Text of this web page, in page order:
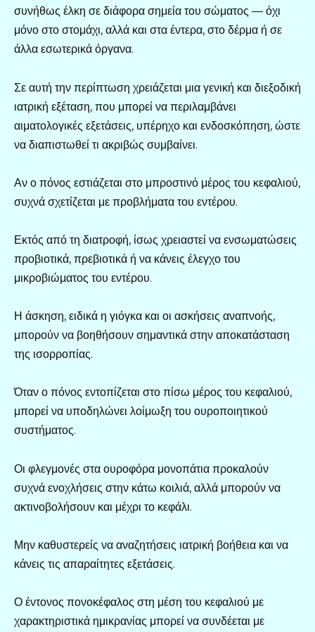
συνήθως έλκη σε διάφορα σημεία του σώματος — όχι
μόνο στο στομάχι, αλλά και στα έντερα, στο δέρμα ή σε
άλλα εσωτερικά όργανα.
Σε αυτή την περίπτωση χρειάζεται μια γενική και διεξοδική
ιατρική εξέταση, που μπορεί να περιλαμβάνει
αιματολογικές εξετάσεις, υπέρηχο και ενδοσκόπηση, ώστε
να διαπιστωθεί τι ακριβώς συμβαίνει.
Αν ο πόνος εστιάζεται στο μπροστινό μέρος του κεφαλιού,
συχνά σχετίζεται με προβλήματα του εντέρου.
Εκτός από τη διατροφή, ίσως χρειαστεί να ενσωματώσεις
προβιοτικά, πρεβιοτικά ή να κάνεις έλεγχο του
μικροβιώματος του εντέρου.
Η άσκηση, ειδικά η γιόγκα και οι ασκήσεις αναπνοής,
μπορούν να βοηθήσουν σημαντικά στην αποκατάσταση
της ισορροπίας.
Όταν ο πόνος εντοπίζεται στο πίσω μέρος του κεφαλιού,
μπορεί να υποδηλώνει λοίμωξη του ουροποιητικού
συστήματος.
Οι φλεγμονές στα ουροφόρα μονοπάτια προκαλούν
συχνά ενοχλήσεις στην κάτω κοιλιά, αλλά μπορούν να
ακτινοβολήσουν και μέχρι το κεφάλι.
Μην καθυστερείς να αναζητήσεις ιατρική βοήθεια και να
κάνεις τις απαραίτητες εξετάσεις.
Ο έντονος πονοκέφαλος στη μέση του κεφαλιού με
χαρακτηριστικά ημικρανίας μπορεί να συνδέεται με